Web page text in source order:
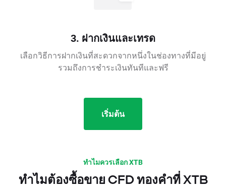
3. ฝากเงินและเทรด
เลือกวิธีการฝากเงินที่สะดวกจากหนึ่งในช่องทางที่มีอยู่
รวมถึงการชำระเงินทันทีและฟรี
เริ่มต้น
ทำไมควรเลือก XTB
ทำไมต้องซื้อขาย CFD ทองคำที่ XTB